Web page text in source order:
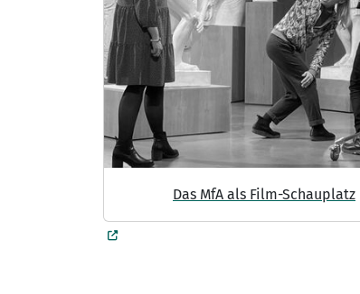
Das MfA als Film-Schauplatz